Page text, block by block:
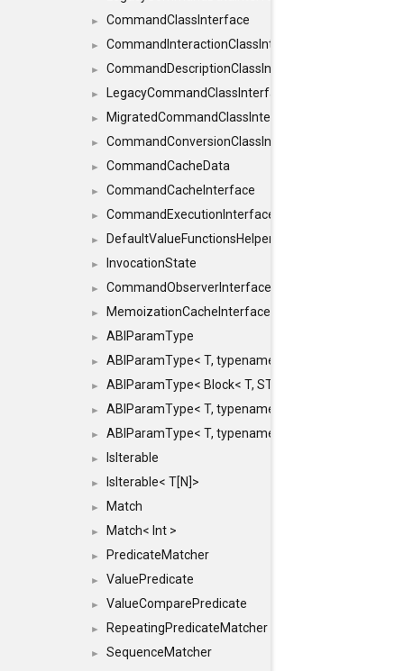
► CommandClassInterface
► CommandInteractionClassInterface
► CommandDescriptionClassInterface
► LegacyCommandClassInterface
► MigratedCommandClassInterface
► CommandConversionClassInterface
► CommandCacheData
► CommandCacheInterface
► CommandExecutionInterface
► DefaultValueFunctionsHelper< const Result<
► InvocationState
► CommandObserverInterface
► MemoizationCacheInterface
► ABIParamType
► ABIParamType< T, typename std::enable_if<
► ABIParamType< Block< T, STRIDED, MOVE > >
► ABIParamType< T, typename std::enable_if<
► ABIParamType< T, typename std::enable_if<
► IsIterable
► IsIterable< T[N]>
► Match
► Match< Int >
► PredicateMatcher
► ValuePredicate
► ValueComparePredicate
► RepeatingPredicateMatcher
►
SequenceMatcher